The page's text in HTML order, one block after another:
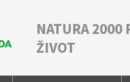
NATURA 2000
ŽIVOT